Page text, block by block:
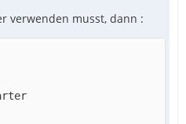
verwenden musst, dann :